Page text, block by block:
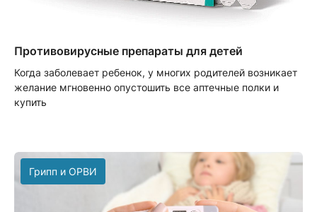
Противовирусные препараты для детей
Когда заболевает ребенок, у многих родителей возникает
желание мгновенно опустошить все аптечные полки и
купить
Грипп и ОРВИ